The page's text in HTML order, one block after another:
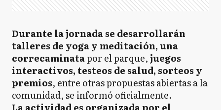
Durante la jornada se desarrollarán
talleres de yoga y meditación, una
correcaminatapor el parque,juegos
interactivos, testeos de salud, sorteos y
premios, entre otras propuestas abiertas a la
comunidad, se informó oficialmente.
La actividad es organizada por el